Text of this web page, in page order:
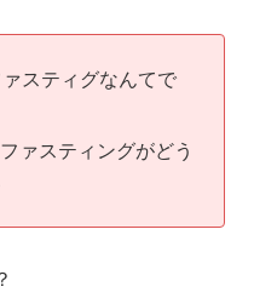
スティグなんてで
ァスティングがどう